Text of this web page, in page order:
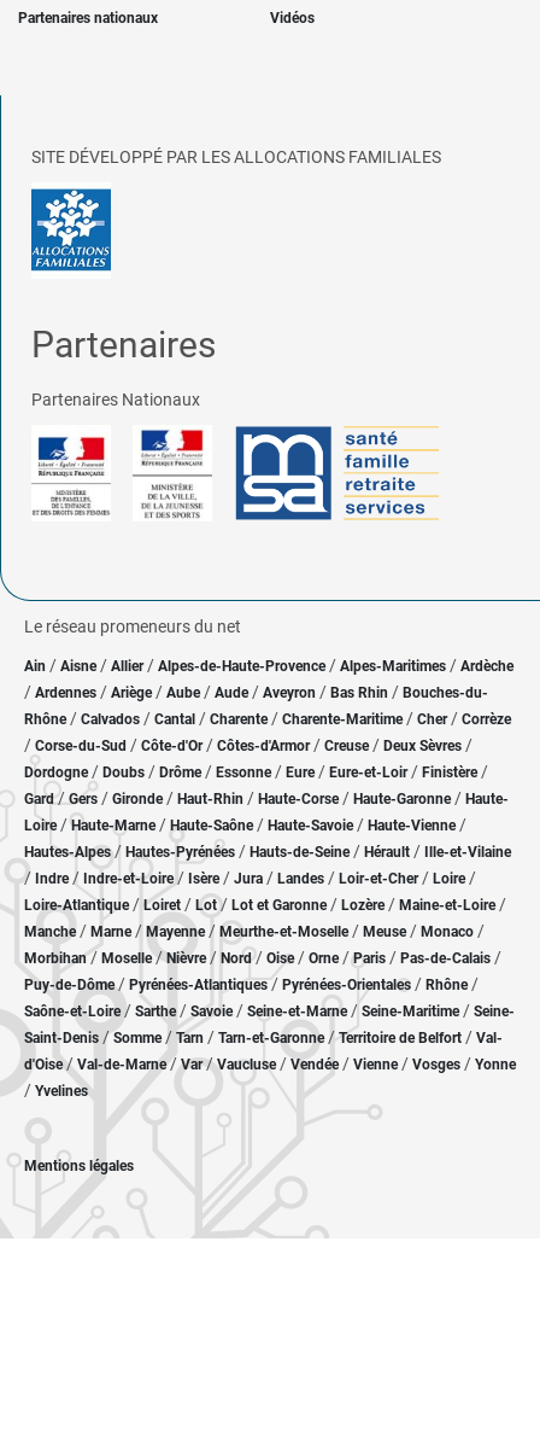
Partenaires nationaux Vidéos
SITE DÉVELOPPÉ PAR LES ALLOCATIONS FAMILIALES
Partenaires
Partenaires Nationaux
Le réseau promeneurs du net
Ain / Aisne/ Allier/ Alpes-de-Haute-Provence / Alpes-Maritimes / Ardèche
/ Ardennes / Ariège/ Aube/ Aude / Aveyron / Bas Rhin / Bouches-du-
Rhône/ Calvados / Cantal / Charente / Charente-Maritime/ Cher / Corrèze
/ Corse-du-Sud / Côte-d'Or / Côtes-d'Armor/ Creuse/ Deux Sèvres /
Dordogne/ Doubs / Drôme/ Essonne / Eure/ Eure-et-Loir / Finistère/
Gard/Gers / Gironde/ Haut-Rhin / Haute-Corse/ Haute-Garonne/ Haute-
Loire/Haute-Marne/ Haute-Saône/ Haute-Savoie/ Haute-Vienne/
Hautes-Alpes/ Hautes-Pyrénées / Hauts-de-Seine/ Hérault / Ille-et-Vilaine
/ Indre/ Indre-et-Loire/ Isère/ Jura / Landes / Loir-et-Cher/ Loire/
Loire-Atlantique/ Loiret / Lot/ Lot et Garonne/ Lozère / Maine-et-Loire/
Manche/ Marne/ Mayenne/ Meurthe-et-Moselle/ Meuse/ Monaco /
Morbihan/ Moselle/ Nièvre / Nord/ Oise / Orne/Paris / Pas-de-Calais /
Puy-de-Dôme/ Pyrénées-Atlantiques / Pyrénées-Orientales / Rhône/
Saône-et-Loire/ Sarthe/ Savoie/ Seine-et-Marne/ Seine-Maritime/ Seine-
Saint-Denis /Somme/ Tarn / Tarn-et-Garonne/Territoire de Belfort / Val-
d'Oise/ Val-de-Marne/Var/Vaucluse/ Vendée/ Vienne/ Vosges / Yonne
/ Yvelines
Mentions légales